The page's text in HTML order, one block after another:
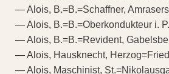
— Alois, B.=B.=Schaffner,
— Alois, B.=B.=Oberkondukteur i.
— Alois, B.=B.=Revident,
— Alois, Hausknecht,
— Alois, Maschinist,